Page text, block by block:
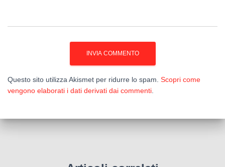
Questo sito utilizza Akismet per ridurre lo spam. Scopri come
vengono elaborati i dati derivati dai commenti